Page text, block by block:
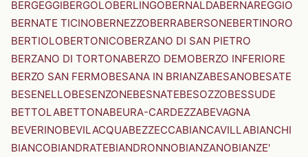
BERGEGGIBERGOLOBERLINGOBERNALDABERNAREGGIO
BERNATE TICINOBERNEZZOBERRABERSONEBERTINORO
BERTIOLOBERTONICOBERZANO DI SAN PIETRO
BERZANO DI TORTONABERZO DEMOBERZO INFERIORE
BERZO SAN FERMOBESANA IN BRIANZABESANOBESATE
BESENELLOBESENZONEBESNATEBESOZZOBESSUDE
BETTOLABETTONABEURA-CARDEZZABEVAGNA
BEVERINOBEVILACQUABEZZECCABIANCAVILLABIANCHI
BIANCOBIANDRATEBIANDRONNOBIANZANOBIANZE'